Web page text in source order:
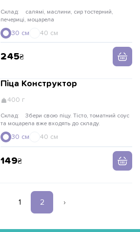
Склад:
печериці, моцарела
30 см 40 см
245
Піца Конструктор
400 г
Склад:
та моцарела вже входять до складу.
30 см 40 см
149
1 2 ›